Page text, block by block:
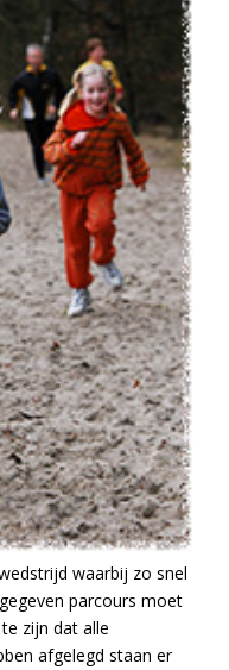
waarbij zo snel
parcours moet
zijn dat alle
afgelegd staan er